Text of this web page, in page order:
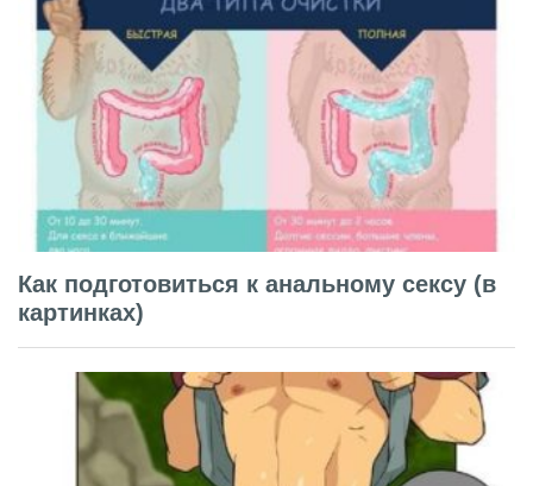
Как подготовиться к анальному сексу (в
картинках)